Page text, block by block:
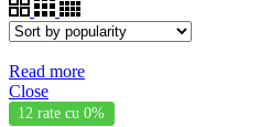
Read more
Close
12 rate cu 0%